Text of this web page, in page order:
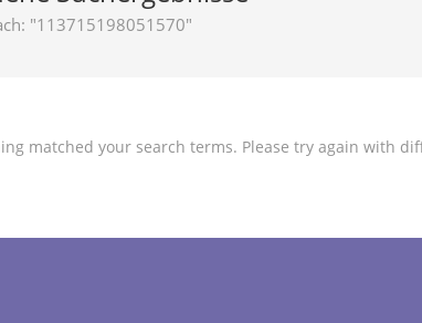
"113715198051570"
matched your search terms. Please try again with